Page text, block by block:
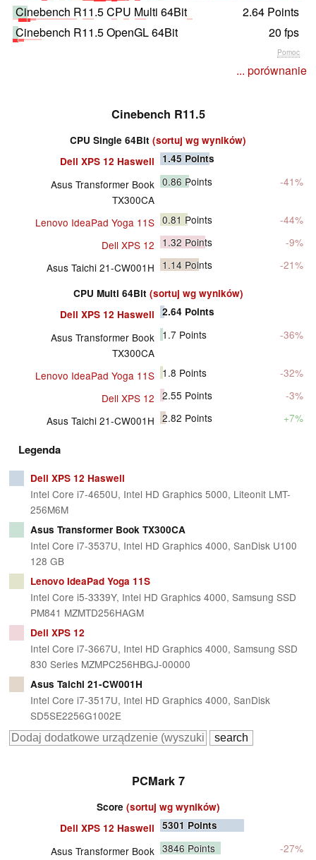
Cinebench R11.5 CPU Multi 64Bit
2.64 Points
Cinebench R11.5 OpenGL 64Bit
20 fps
Pomoc
... porównanie
Cinebench R11.5
CPU Single 64Bit (sortuj wg wyników)
Dell XPS 12 Haswell
1.45 Points
Asus Transformer Book
TX300CA
0.86 Points -41%
Lenovo IdeaPad Yoga 11S 0.81 Points
-44%
Dell XPS 12
1.32 Points
-9%
Asus Taichi 21-CW001H
1.14 Points -21%
CPU Multi 64Bit (sortuj wg wyników)
Dell XPS 12 Haswell
2.64 Points
Asus Transformer Book
TX300CA
1.7 Points -36%
Lenovo IdeaPad Yoga 11S 1.8 Points
-32%
Dell XPS 12 2.55 Points
-3%
Asus Taichi 21-CW001H 2.82 Points +7%
Legenda
Dell XPS 12 Haswell
Intel Core i7-4650U, Intel HD Graphics 5000, Liteonit LMT-
256M6M
Asus Transformer Book TX300CA
Intel Core i7-3537U, Intel HD Graphics 4000, SanDisk U100
128 GB
Lenovo IdeaPad Yoga 11S
Intel Core i5-3339Y, Intel HD Graphics 4000, Samsung SSD
PM841 MZMTD256HAGM
Dell XPS 12
Intel Core i7-3667U, Intel HD Graphics 4000, Samsung SSD
830 Series MZMPC256HBGJ-00000
Asus Taichi 21-CW001H
Intel Core i7-3517U, Intel HD Graphics 4000, SanDisk
SD5SE2256G1002E
PCMark 7
Score (sortuj wg wyników)
Dell XPS 12 Haswell
5301 Points
Asus Transformer Book 3846 Points -27%